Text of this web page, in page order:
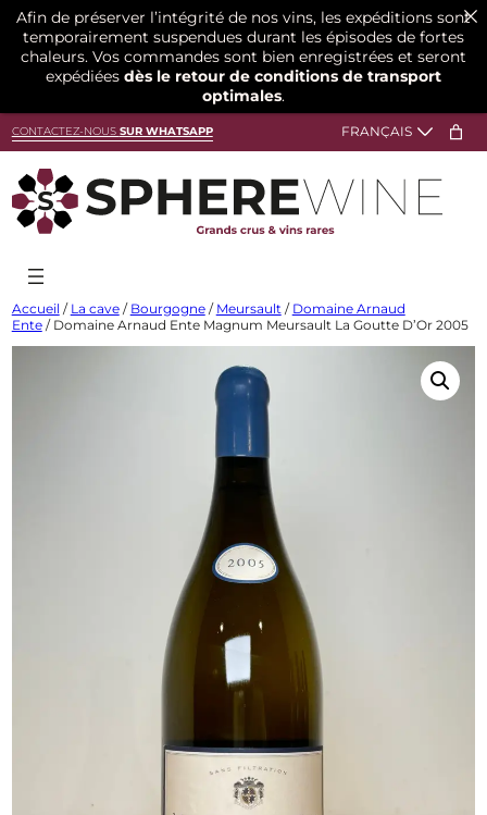
au
CONTACTEZ-NOUS SUR WHATSAPP
Accueil / La cave/ Bourgogne/ Meursault/ Domaine Arnaud
Ente/ Domaine Arnaud Ente Magnum Meursault La Goutte D’Or 2005
Afin de préserver l’intégrité de nos vins, les expéditions sont
temporairement suspendues durant les épisodes de fortes
chaleurs. Vos commandes sont bien enregistrées et seront
expédiées dès le retour de conditions de transport
optimales.